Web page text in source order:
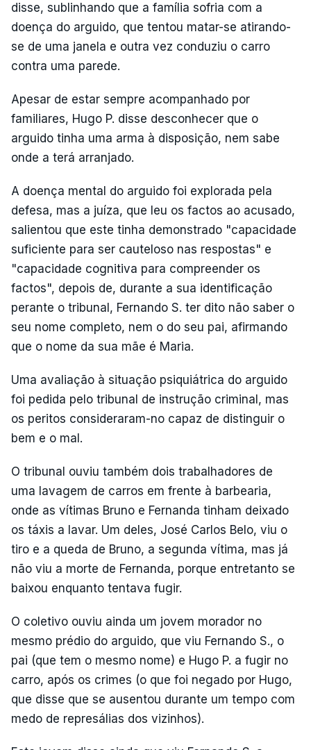
disse, sublinhando que a família sofria com a
doença do arguido, que tentou matar-se atirando-
se de uma janela e outra vez conduziu o carro
contra uma parede.
Apesar de estar sempre acompanhado por
familiares, Hugo P. disse desconhecer que o
arguido tinha uma arma à disposição, nem sabe
onde a terá arranjado.
A doença mental do arguido foi explorada pela
defesa, mas a juíza, que leu os factos ao acusado,
salientou que este tinha demonstrado "capacidade
suficiente para ser cauteloso nas respostas" e
"capacidade cognitiva para compreender os
factos", depois de, durante a sua identificação
perante o tribunal, Fernando S. ter dito não saber o
seu nome completo, nem o do seu pai, afirmando
que o nome da sua mãe é Maria.
Uma avaliação à situação psiquiátrica do arguido
foi pedida pelo tribunal de instrução criminal, mas
os peritos consideraram-no capaz de distinguir o
bem e o mal.
O tribunal ouviu também dois trabalhadores de
uma lavagem de carros em frente à barbearia,
onde as vítimas Bruno e Fernanda tinham deixado
os táxis a lavar. Um deles, José Carlos Belo, viu o
tiro e a queda de Bruno, a segunda vítima, mas já
não viu a morte de Fernanda, porque entretanto se
baixou enquanto tentava fugir.
O coletivo ouviu ainda um jovem morador no
mesmo prédio do arguido, que viu Fernando S., o
pai (que tem o mesmo nome) e Hugo P. a fugir no
carro, após os crimes (o que foi negado por Hugo,
que disse que se ausentou durante um tempo com
medo de represálias dos vizinhos).